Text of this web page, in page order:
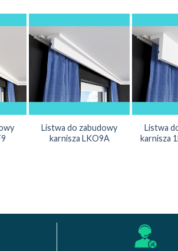
Listwa do zabudowy
karnisza LKO9A
Listwa
karnisza